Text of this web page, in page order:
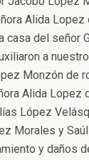
Alida Lopez
casa del señor
a
Monzón de
Alida Lopez
López
Morales y
y daños